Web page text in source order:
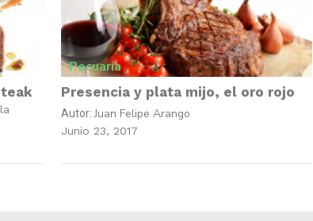
Pecuaria
Presencia y plata mijo, el oro rojo
Autor: Juan Felipe Arango
Junio 23, 2017